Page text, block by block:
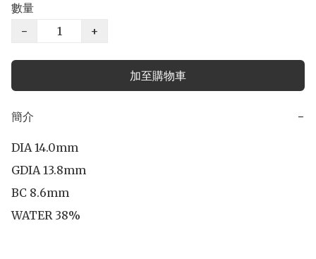
數量
−
+
加至購物車
簡介 −
DIA 14.0mm
GDIA 13.8mm
BC 8.6mm
WATER 38%